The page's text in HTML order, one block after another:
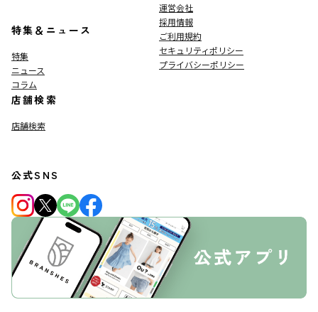
特集＆ニュース
特集
ニュース
コラム
店舗検索
店舗検索
運営会社
採用情報
ご利用規約
セキュリティポリシー
プライバシーポリシー
公式SNS